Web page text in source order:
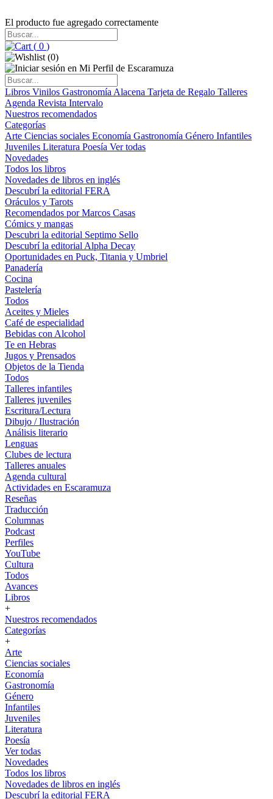
El producto fue agregado correctamente
( 0 )
(0)
Libros Vinilos Gastronomía Alacena Tarjeta de Regalo Talleres
Agenda Revista Intervalo
Nuestros recomendados
Categorías
Arte Ciencias sociales Economía Gastronomía Género Infantiles
Juveniles Literatura Poesía Ver todas
Novedades
Todos los libros
Novedades de libros en inglés
Descubrí la editorial FERA
Oráculos y Tarots
Recomendados por Marcos Casas
Cómics y mangas
Descubri la editorial Septimo Sello
Descubrí la editorial Alpha Decay
Oportunidades en Puck, Titania y Umbriel
Panadería
Cocina
Pastelería
Todos
Aceites y Mieles
Café de especialidad
Bebidas con Alcohol
Te en Hebras
Jugos y Prensados
Objetos de la Tienda
Todos
Talleres infantiles
Talleres juveniles
Escritura/Lectura
Dibujo / Ilustración
Análisis literario
Lenguas
Clubes de lectura
Talleres anuales
Agenda cultural
Actividades en Escaramuza
Reseñas
Traducción
Columnas
Podcast
Perfiles
YouTube
Cultura
Todos
Avances
Libros
+
Nuestros recomendados
Categorías
+
Arte
Ciencias sociales
Economía
Gastronomía
Género
Infantiles
Juveniles
Literatura
Poesía
Ver todas
Novedades
Todos los libros
Novedades de libros en inglés
Descubrí la editorial FERA